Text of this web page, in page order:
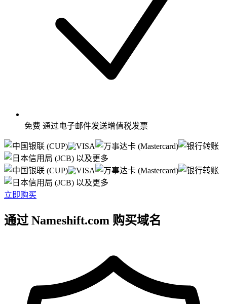
免费 通过电子邮件发送增值税发票
以及更多
以及更多
立即购买
通过 Nameshift.com 购买域名